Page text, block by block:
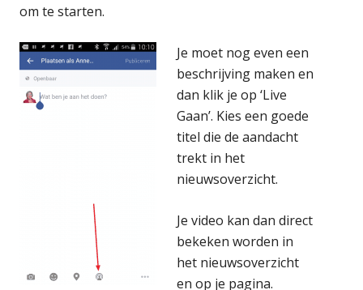
om te starten.
Je moet nog even een
beschrijving maken en
dan klik je op ‘Live
Gaan’. Kies een goede
titel die de aandacht
trekt in het
nieuwsoverzicht.
Je video kan dan direct
bekeken worden in
het nieuwsoverzicht
en op je pagina.